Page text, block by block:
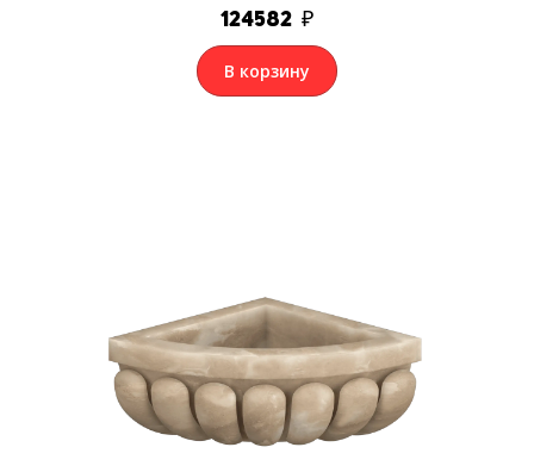
124582 ₽
В корзину